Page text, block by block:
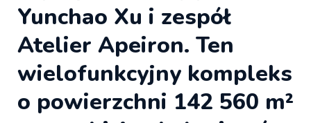
Yunchao Xu i zespół
Atelier Apeiron. Ten
wielofunkcyjny kompleks
o powierzchni 142 560 m²